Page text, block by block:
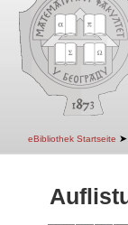
eBibliothek Startseite ➤